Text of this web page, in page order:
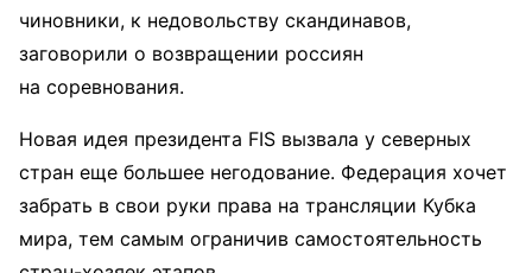
чиновники, к недовольству скандинавов,
заговорили о возвращении россиян
на соревнования.
Новая идея президента FIS вызвала у северных
стран еще большее негодование. Федерация хочет
забрать в свои руки права на трансляции Кубка
мира, тем самым ограничив самостоятельность